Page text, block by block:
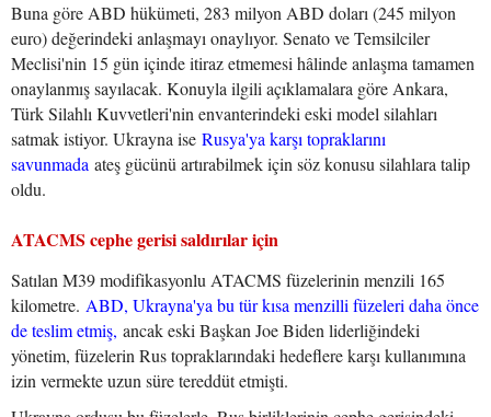
Buna göre ABD hükümeti, 283 milyon ABD doları (245 milyon
euro) değerindeki anlaşmayı onaylıyor. Senato ve Temsilciler
Meclisi'nin 15 gün içinde itiraz etmemesi hâlinde anlaşma tamamen
onaylanmış sayılacak. Konuyla ilgili açıklamalara göre Ankara,
Türk Silahlı Kuvvetleri'nin envanterindeki eski model silahları
satmak istiyor. Ukrayna ise Rusya'ya karşı topraklarını
savunmada ateş gücünü artırabilmek için söz konusu silahlara talip
oldu.
ATACMS cephe gerisi saldırılar için
Satılan M39 modifikasyonlu ATACMS füzelerinin menzili 165
kilometre. ABD, Ukrayna'ya bu tür kısa menzilli füzeleri daha önce
de teslim etmiş, ancak eski Başkan Joe Biden liderliğindeki
yönetim, füzelerin Rus topraklarındaki hedeflere karşı kullanımına
izin vermekte uzun süre tereddüt etmişti.